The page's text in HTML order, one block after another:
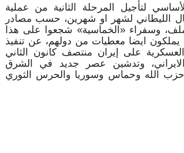
لتأجيل المرحلة الثانية من عملية
الليطاني لشهر او شهرين، حسب مصادر
وسفراء «الخماسية» شجعوا على هذا
يملكون ايضا معطيات من دولهم، عن تنفيذ
على إيران منتصف كانون الثاني
وتدشين عصر جديد في الشرق
الله وحماس وسوريا والحرس الثوري